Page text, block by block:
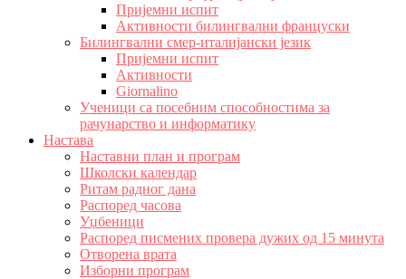
Пријемни испит
Активности билингвални француски
Билингвални смер-италијански језик
Пријемни испит
Активности
Giornalino
Ученици са посебним способностима за
рачунарство и информатику
Настава
Наставни план и програм
Школски календар
Ритам радног дана
Распоред часова
Уџбеници
Распоред писмених провера дужих од 15 минута
Отворена врата
Изборни програм